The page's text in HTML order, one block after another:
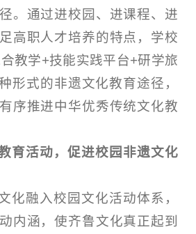
。通过进校园、进课程、进
高职人才培养的特点，学校
教学+技能实践平台+研学旅
形式的非遗文化教育途径，
序推进中华优秀传统文化教
育活动，促进校园非遗文化
化融入校园文化活动体系，
内涵，使齐鲁文化真正起到